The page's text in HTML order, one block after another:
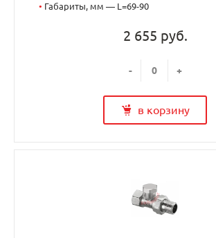
• Габариты, мм — L=69-90
2 655 руб.
- +
в корзину